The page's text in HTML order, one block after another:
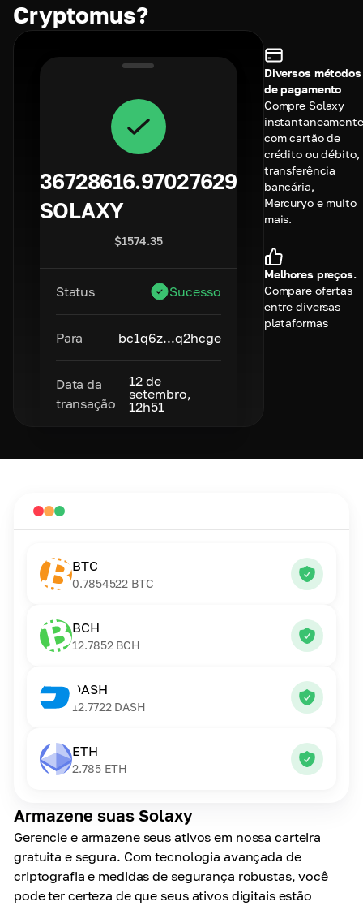
Cryptomus?
36728616.97027629
SOLAXY
$1574.35
Status Sucesso
Para bc1q6z...q2hcge
Data da
transação
12 de
setembro,
12h51
Diversos métodos
de pagamento
Compre Solaxy
instantaneamente
com cartão de
crédito ou débito,
transferência
bancária,
Mercuryo e muito
mais.
Melhores preços.
Compare ofertas
entre diversas
plataformas
Armazene suas Solaxy
Gerencie e armazene seus ativos em nossa carteira
gratuita e segura. Com tecnologia avançada de
criptografia e medidas de segurança robustas, você
pode ter certeza de que seus ativos digitais estão
BTC
0.7854522 BTC
BCH
12.7852 BCH
DASH
12.7722 DASH
ETH
2.785 ETH